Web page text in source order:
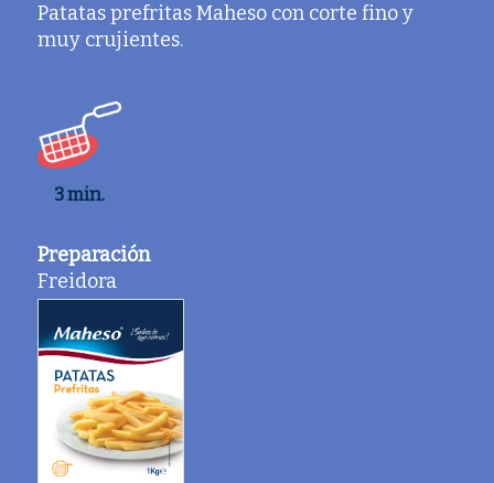
Patatas prefritas Maheso con corte fino y
muy crujientes.
3 min.
Preparación
Freidora